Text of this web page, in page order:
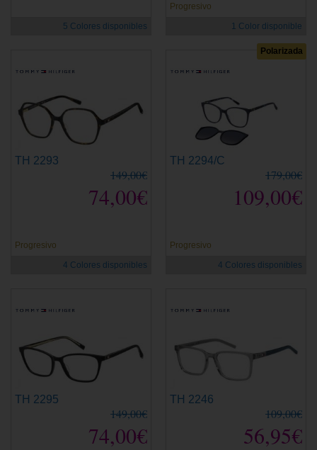
5 Colores disponibles
Progresivo
1 Color disponible
TH 2293
149,00€
74,00€
Progresivo
4 Colores disponibles
Polarizada
TH 2294/C
179,00€
109,00€
Progresivo
4 Colores disponibles
TH 2295
149,00€
74,00€
TH 2246
109,00€
56,95€